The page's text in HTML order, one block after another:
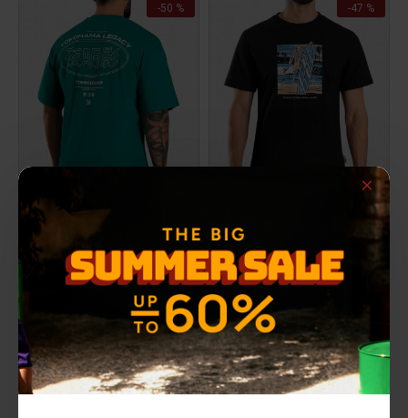
-50 %
YOKOHAMA t-shirt
12,00€
ΑΡΧΙΚΗ ΑΝΑΓΡΑΦΟΜΕΝΗ ΤΙΜΗ:23,90€ (-50%)
ΚΑΛΥΤΕΡΗ ΤΙΜΗ 30 ΗΜΕΡΩΝ:
12,00€
-47 %
SKELETON t-shirt
12,00€
ΑΡΧΙΚΗ ΑΝΑΓΡΑΦΟΜΕΝΗ ΤΙΜΗ:22,50€
ΚΑΛΥΤΕΡΗ ΤΙΜΗ 30 ΗΜΕΡΩΝ: 12,00€